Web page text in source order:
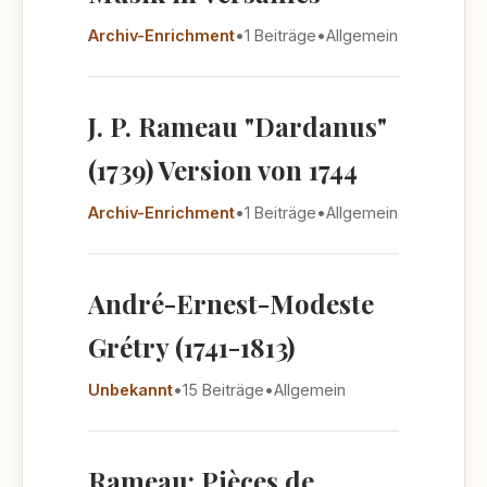
Archiv-Enrichment•1 Beiträge•Allgemein
J. P. Rameau "Dardanus"
(1739) Version von 1744
Archiv-Enrichment•1 Beiträge•Allgemein
André-Ernest-Modeste
Grétry (1741-1813)
Unbekannt•15 Beiträge•Allgemein